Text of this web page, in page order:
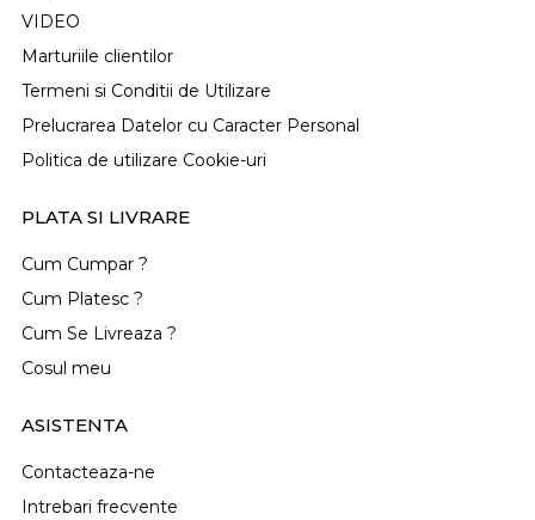
VIDEO
Marturiile clientilor
Termeni si Conditii de Utilizare
Prelucrarea Datelor cu Caracter Personal
Politica de utilizare Cookie-uri
PLATA SI LIVRARE
Cum Cumpar ?
Cum Platesc ?
Cum Se Livreaza ?
Cosul meu
ASISTENTA
Contacteaza-ne
Intrebari frecvente